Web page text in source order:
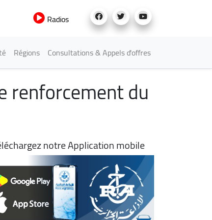
Radios
Régions Consultations & Appels d'offres
renforcement du
notre Application mobile